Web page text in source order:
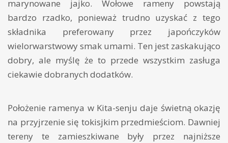
marynowane jajko. Wołowe rameny powstają
bardzo rzadko, ponieważ trudno uzyskać z tego
składnika preferowany przez japończyków
wielorwarstwowy smak umami. Ten jest zaskakująco
dobry, ale myślę że to przede wszystkim zasługa
ciekawie dobranych dodatków.
Położenie ramenya w Kita-senju daje świetną okazję
na przyjrzenie się tokisjkim przedmieściom. Dawniej
tereny te zamieszkiwane były przez najniższe